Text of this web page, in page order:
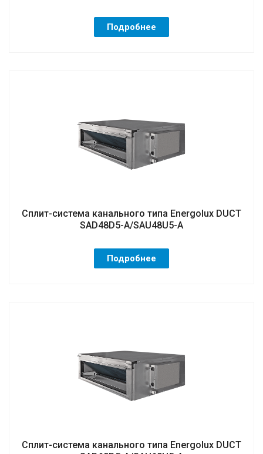
Подробнее
Сплит-система канального типа Energolux DUCT
SAD48D5-A/SAU48U5-A
Подробнее
Сплит-система канального типа Energolux DUCT